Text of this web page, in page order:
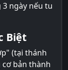
ngày nếu tu
Biệt
(tại thánh
cơ bản thành